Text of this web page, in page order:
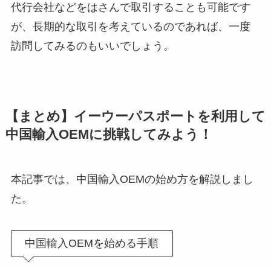
代行会社などをはさんで取引することも可能です
が、長期的な取引を考えているのであれば、一度
訪問してみるのもいいでしょう。
【まとめ】イーウーパスポートを利用して
中国輸入OEMに挑戦してみよう！
本記事では、中国輸入OEMの始め方を解説しまし
た。
中国輸入OEMを始める手順